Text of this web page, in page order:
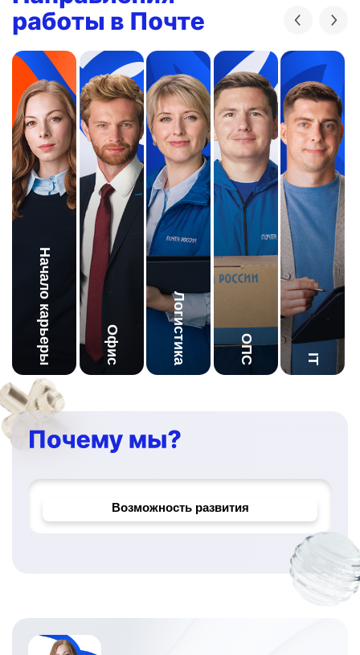
Начало карьеры Офис Логистика ОПС IT
Надёжный работодатель
Возможность развития